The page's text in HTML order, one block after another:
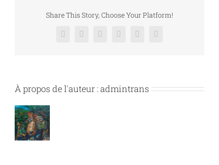
Share This Story, Choose Your Platform!
Facebook
X RedditLinkedInPinterestVk
À propos de l'auteur :admintrans